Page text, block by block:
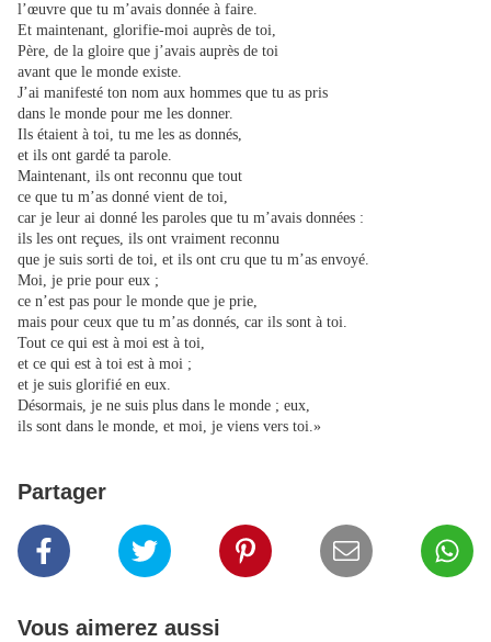
l’œuvre que tu m’avais donnée à faire.
Et maintenant, glorifie-moi auprès de toi,
Père, de la gloire que j’avais auprès de toi
avant que le monde existe.
J’ai manifesté ton nom aux hommes que tu as pris
dans le monde pour me les donner.
Ils étaient à toi, tu me les as donnés,
et ils ont gardé ta parole.
Maintenant, ils ont reconnu que tout
ce que tu m’as donné vient de toi,
car je leur ai donné les paroles que tu m’avais données :
ils les ont reçues, ils ont vraiment reconnu
que je suis sorti de toi, et ils ont cru que tu m’as envoyé.
Moi, je prie pour eux ;
ce n’est pas pour le monde que je prie,
mais pour ceux que tu m’as donnés, car ils sont à toi.
Tout ce qui est à moi est à toi,
et ce qui est à toi est à moi ;
et je suis glorifié en eux.
Désormais, je ne suis plus dans le monde ; eux,
ils sont dans le monde, et moi, je viens vers toi.»
Partager
Vous aimerez aussi